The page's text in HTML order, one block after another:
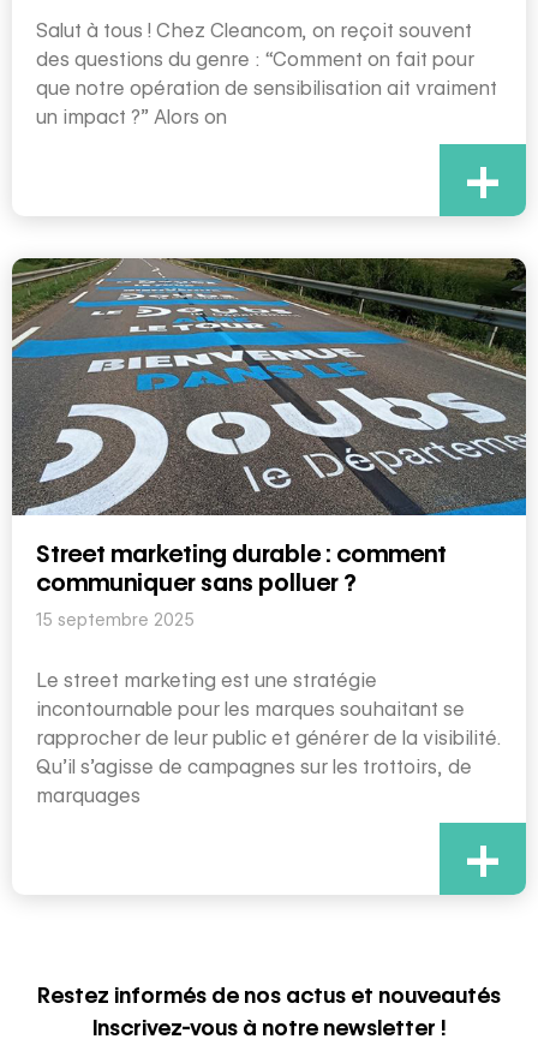
Salut à tous ! Chez Cleancom, on reçoit souvent
des questions du genre : “Comment on fait pour
que notre opération de sensibilisation ait vraiment
un impact ?” Alors on
+
Street marketing durable : comment
communiquer sans polluer ?
15 septembre 2025
Le street marketing est une stratégie
incontournable pour les marques souhaitant se
rapprocher de leur public et générer de la visibilité.
Qu’il s’agisse de campagnes sur les trottoirs, de
marquages
+
Restez informés de nos actus et nouveautés
Inscrivez-vous à notre newsletter !